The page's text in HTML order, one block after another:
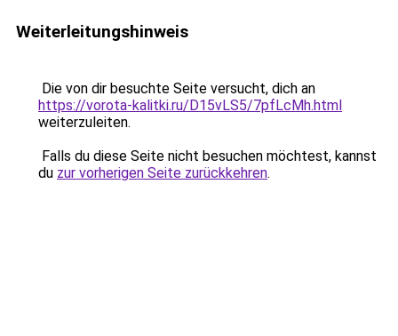
Weiterleitungshinweis
Die von dir besuchte Seite versucht, dich an
https://vorota-kalitki.ru/D15vLS5/7pfLcMh.html
weiterzuleiten.
Falls du diese Seite nicht besuchen möchtest, kannst
du zur vorherigen Seite zurückkehren.